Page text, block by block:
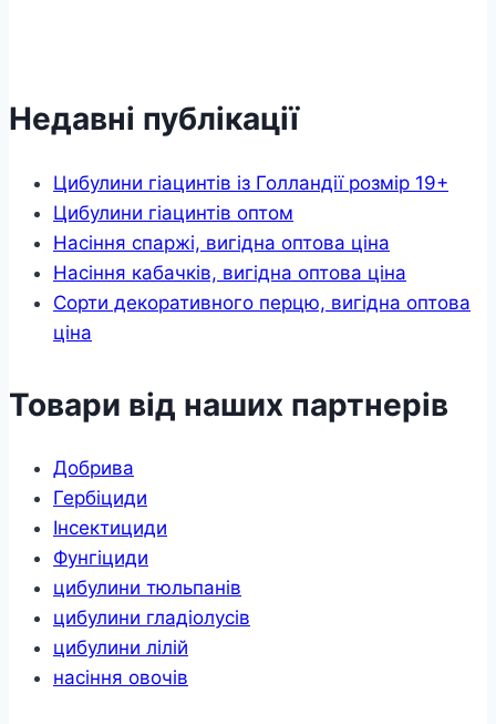
Недавні публікації
Цибулини гіацинтів із Голландії розмір 19+
Цибулини гіацинтів оптом
Насіння спаржі, вигідна оптова ціна
Насіння кабачків, вигідна оптова ціна
Сорти декоративного перцю, вигідна оптова
ціна
Товари від наших партнерів
Добрива
Гербіциди
Інсектициди
Фунгіциди
цибулини тюльпанів
цибулини гладіолусів
цибулини лілій
насіння овочів